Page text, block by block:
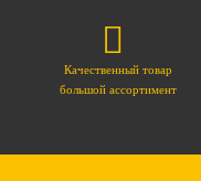
Качественный товар
большой ассортимент